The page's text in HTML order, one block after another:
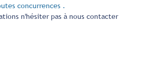
concurrences .
n'hésiter pas à nous contacter